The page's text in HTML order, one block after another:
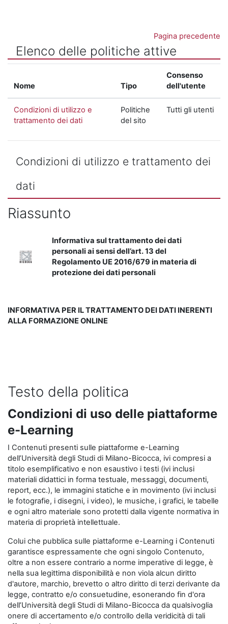
Pagina precedente
Elenco delle politiche attive
Nome Tipo
Consenso
dell'utente
Condizioni di utilizzo e
trattamento dei dati
Politiche
del sito
Tutti gli utenti
Condizioni di utilizzo e trattamento dei
dati
Riassunto
Informativa sul trattamento dei dati
personali ai sensi dell’art. 13 del
Regolamento UE 2016/679 in materia di
protezione dei dati personali
INFORMATIVA PER IL TRATTAMENTO DEI DATI INERENTI
ALLA FORMAZIONE ONLINE
Testo della politica
Condizioni di uso delle piattaforme
e-Learning
I Contenuti presenti sulle piattaforme e-Learning
dell’Università degli Studi di Milano-Bicocca, ivi compresi a
titolo esemplificativo e non esaustivo i testi (ivi inclusi
materiali didattici in forma testuale, messaggi, documenti,
report, ecc.), le immagini statiche e in movimento (ivi inclusi
le fotografie, i disegni, i video), le musiche, i grafici, le tabelle
e ogni altro materiale sono protetti dalla vigente normativa in
materia di proprietà intellettuale.
Colui che pubblica sulle piattaforme e-Learning i Contenuti
garantisce espressamente che ogni singolo Contenuto,
oltre a non essere contrario a norme imperative di legge, è
nella sua legittima disponibilità e non viola alcun diritto
d'autore, marchio, brevetto o altro diritto di terzi derivante da
legge, contratto e/o consuetudine, esonerando fin d'ora
dell’Università degli Studi di Milano-Bicocca da qualsivoglia
onere di accertamento e/o controllo della veridicità di tali